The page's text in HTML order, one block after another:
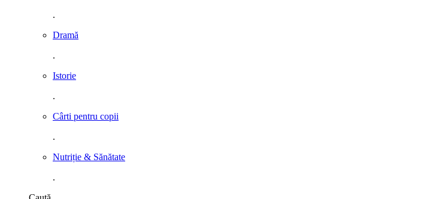
.
Dramă
.
Istorie
.
Cârti pentru copii
.
Nutriție & Sănătate
.